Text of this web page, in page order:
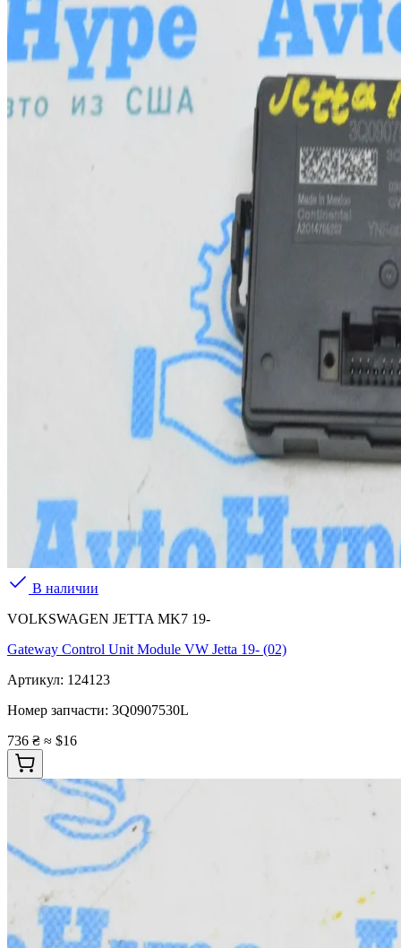
В наличии
VOLKSWAGEN JETTA MK7 19-
Gateway Control Unit Module VW Jetta 19- (02)
Артикул: 124123
Номер запчасти: 3Q0907530L
736 ₴ ≈ $16